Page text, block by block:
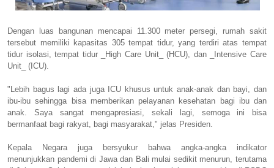
Dengan luas bangunan mencapai 11.300 meter persegi, rumah sakit
tersebut memiliki kapasitas 305 tempat tidur, yang terdiri atas tempat
tidur isolasi, tempat tidur _High Care Unit_ (HCU), dan _Intensive Care
Unit_ (ICU).
"Lebih bagus lagi ada juga ICU khusus untuk anak-anak dan bayi, dan
ibu-ibu sehingga bisa memberikan pelayanan kesehatan bagi ibu dan
anak. Saya sangat mengapresiasi, sekali lagi, semoga ini bisa
bermanfaat bagi rakyat, bagi masyarakat," jelas Presiden.
Kepala Negara juga bersyukur bahwa angka-angka indikator
menunjukkan pandemi di Jawa dan Bali mulai sedikit menurun, terutama